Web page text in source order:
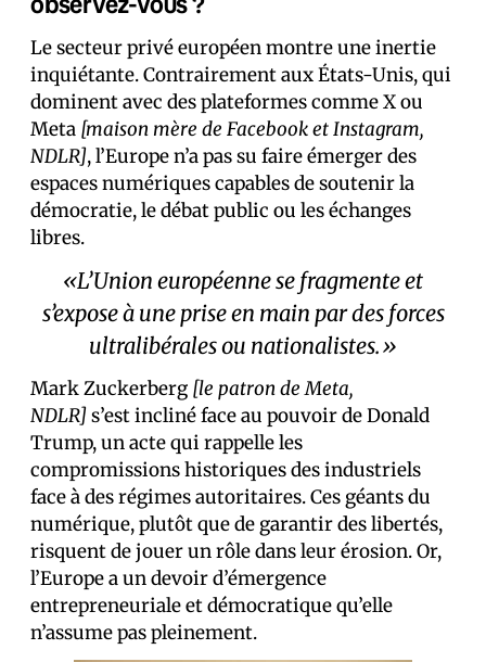
Le secteur privé européen montre une inertie
inquiétante. Contrairement aux États-Unis, qui
dominent avec des plateformes comme X ou
Meta [maison mère de Facebook et Instagram,
NDLR], l’Europe n’a pas su faire émerger des
espaces numériques capables de soutenir la
démocratie, le débat public ou les échanges
libres.
«L’Union européenne se fragmente et
s’expose à une prise en main par des forces
ultralibérales ou nationalistes.»
Mark Zuckerberg [le patron de Meta,
NDLR] s’est incliné face au pouvoir de Donald
Trump, un acte qui rappelle les
compromissions historiques des industriels
face à des régimes autoritaires. Ces géants du
numérique, plutôt que de garantir des libertés,
risquent de jouer un rôle dans leur érosion. Or,
l’Europe a un devoir d’émergence
entrepreneuriale et démocratique qu’elle
n’assume pas pleinement.